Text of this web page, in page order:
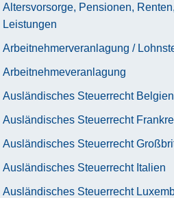
Altersvorsorge, Pensionen,
Leistungen
Arbeitnehmerveranlagung /
Arbeitnehmeveranlagung
Ausländisches Steuerrecht Belgien
Ausländisches Steuerrecht
Ausländisches Steuerrecht
Ausländisches Steuerrecht Italien
Ausländisches Steuerrecht